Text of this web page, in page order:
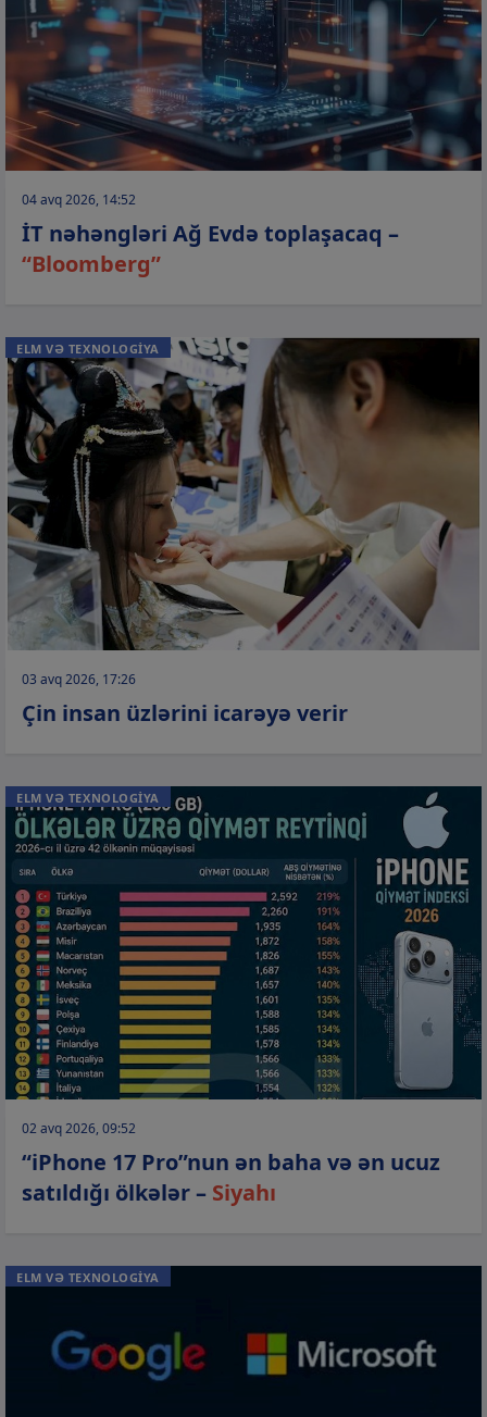
04 avq 2026, 14:52
İT nəhəngləri Ağ Evdə toplaşacaq –
“Bloomberg”
ELM VƏ TEXNOLOGİYA
03 avq 2026, 17:26
Çin insan üzlərini icarəyə verir
ELM VƏ TEXNOLOGİYA
02 avq 2026, 09:52
“iPhone 17 Pro”nun ən baha və ən ucuz
satıldığı ölkələr – Siyahı
ELM VƏ TEXNOLOGİYA